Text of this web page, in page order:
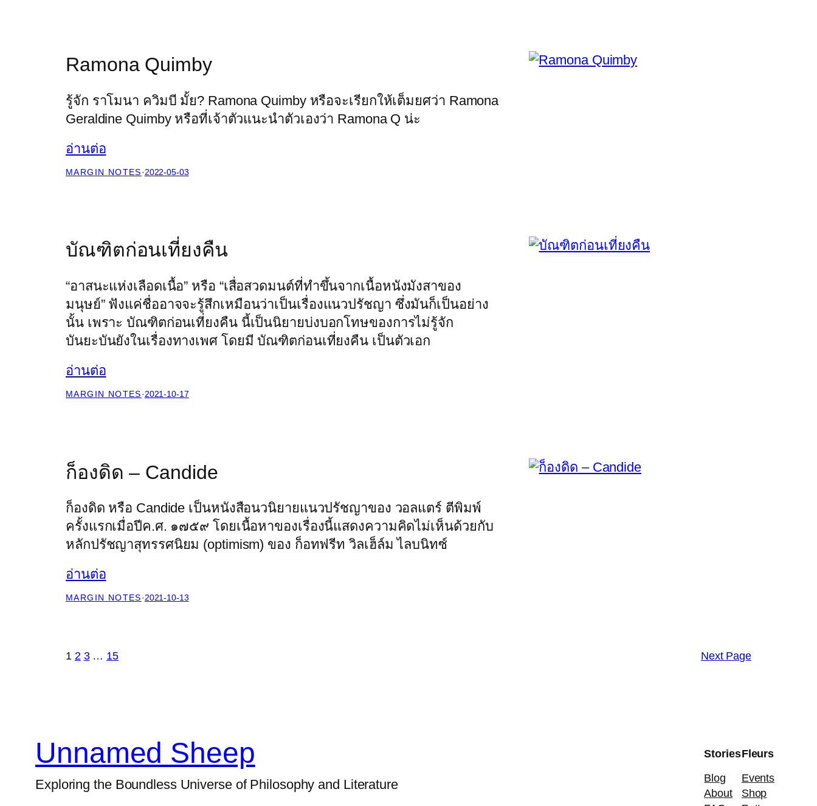
Ramona Quimby
รู้จัก ราโมนา ควิมบี มั้ย? Ramona Quimby หรือจะเรียกให้เต็มยศว่า Ramona
Geraldine Quimby หรือที่เจ้าตัวแนะนำตัวเองว่า Ramona Q น่ะ
อ่านต่อ
MARGIN NOTES·2022-05-03
บัณฑิตก่อนเที่ยงคืน
“อาสนะแห่งเลือดเนื้อ” หรือ “เสื่อสวดมนต์ที่ทำขึ้นจากเนื้อหนังมังสาของ
มนุษย์” ฟังแค่ชื่ออาจจะรู้สึกเหมือนว่าเป็นเรื่องแนวปรัชญา ซึ่งมันก็เป็นอย่าง
นั้น เพราะ บัณฑิตก่อนเที่ยงคืน นี้เป็นนิยายบ่งบอกโทษของการไม่รู้จัก
บันยะบันยังในเรื่องทางเพศ โดยมี บัณฑิตก่อนเที่ยงคืน เป็นตัวเอก
อ่านต่อ
MARGIN NOTES·2021-10-17
ก็องดิด – Candide
ก็องดิด หรือ Candide เป็นหนังสือนวนิยายแนวปรัชญาของ วอลแตร์ ตีพิมพ์
ครั้งแรกเมื่อปีค.ศ. ๑๗๕๙ โดยเนื้อหาของเรื่องนี้แสดงความคิดไม่เห็นด้วยกับ
หลักปรัชญาสุทรรศนิยม (optimism) ของ ก็อทฟรีท วิลเฮ็ล์ม ไลบนิทซ์
อ่านต่อ
MARGIN NOTES·2021-10-13
1 2 3 … 15 Next Page
Unnamed Sheep
Exploring the Boundless Universe of Philosophy and Literature
Stories
Blog
About
Fleurs
Events
Shop